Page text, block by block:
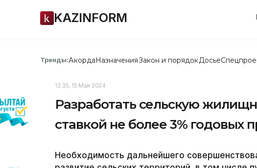
KAZINFORM
Тренды:АкордаНазначенияЗакон и порядок Досье
12:35, 15 Мая 2024
Разработать сельскую
ставкой не более 3% годовых
Необходимость дальнейшего